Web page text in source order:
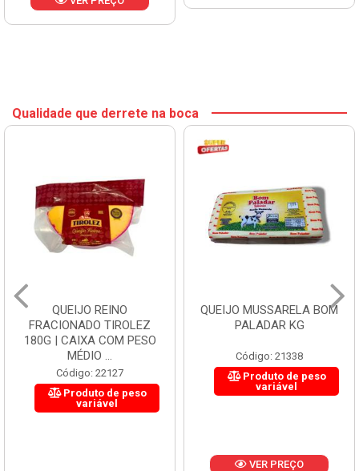
Qualidade que derrete na boca
QUEIJO REINO
FRACIONADO TIROLEZ
180G | CAIXA COM PESO
MÉDIO ...
Código: 22127
Produto de peso
variável
QUEIJO MUSSARELA BOM
PALADAR KG
Código: 21338
Produto de peso
variável
VER PREÇO